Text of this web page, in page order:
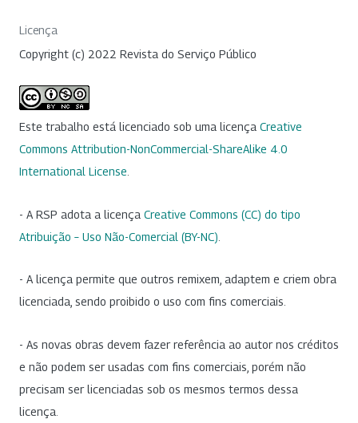
Licença
Copyright (c) 2022 Revista do Serviço Público
Este trabalho está licenciado sob uma licença Creative
Commons Attribution-NonCommercial-ShareAlike 4.0
International License
- A RSP adota a licença Creative Commons (CC) do tipo
Atribuição – Uso Não-Comercial (BY-NC)
- A licença permite que outros remixem, adaptem e criem obra
licenciada, sendo proibido o uso com fins comerciais.
- As novas obras devem fazer referência ao autor nos créditos
e não podem ser usadas com fins comerciais, porém não
precisam ser licenciadas sob os mesmos termos dessa
licença.